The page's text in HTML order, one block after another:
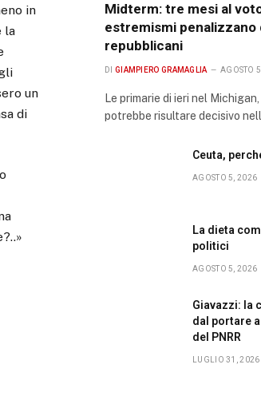
in
la
un
di
Midterm: tre mesi al
estremismi
repubblicani
DI GIAMPIERO GRAMAGLIA AGOSTO
Le primarie di ieri nel
potrebbe risultare decisivo
Ceuta,
AGOSTO 5, 2026
La dieta
politici
AGOSTO 5, 2026
Giavazzi: la
dal portare
del PNRR
LUGLIO 31, 2026